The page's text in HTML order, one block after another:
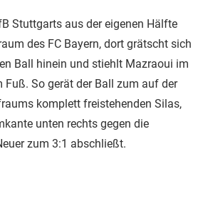
Stuttgarts aus der eigenen Hälfte
des FC Bayern, dort grätscht sich
Ball hinein und stiehlt Mazraoui im
Fuß. So gerät der Ball zum auf der
komplett freistehenden Silas,
unten rechts gegen die
zum 3:1 abschließt.